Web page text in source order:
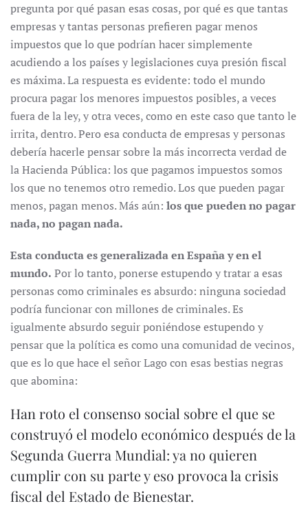
pregunta por qué pasan esas cosas, por qué es que tantas
empresas y tantas personas prefieren pagar menos
impuestos que lo que podrían hacer simplemente
acudiendo a los países y legislaciones cuya presión fiscal
es máxima. La respuesta es evidente: todo el mundo
procura pagar los menores impuestos posibles, a veces
fuera de la ley, y otra veces, como en este caso que tanto le
irrita, dentro. Pero esa conducta de empresas y personas
debería hacerle pensar sobre la más incorrecta verdad de
la Hacienda Pública: los que pagamos impuestos somos
los que no tenemos otro remedio. Los que pueden pagar
menos, pagan menos. Más aún: los que pueden no pagar
nada, no pagan nada.
Esta conducta es generalizada en España y en el
mundo. Por lo tanto, ponerse estupendo y tratar a esas
personas como criminales es absurdo: ninguna sociedad
podría funcionar con millones de criminales. Es
igualmente absurdo seguir poniéndose estupendo y
pensar que la política es como una comunidad de vecinos,
que es lo que hace el señor Lago con esas bestias negras
que abomina:
Han roto el consenso social sobre el que se
construyó el modelo económico después de la
Segunda Guerra Mundial: ya no quieren
cumplir con su parte y eso provoca la crisis
fiscal del Estado de Bienestar.